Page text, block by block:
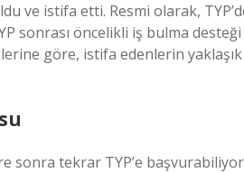
ve istifa etti. Resmi olarak,
sonrası öncelikli iş bulma
göre, istifa edenlerin
sonra tekrar TYP’e